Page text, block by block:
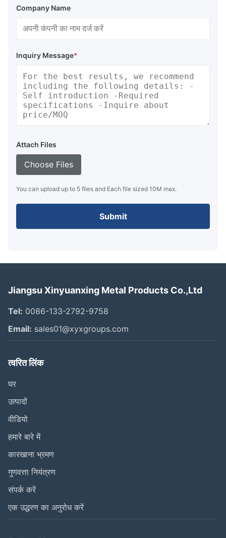
Company Name
Inquiry Message*
Attach Files
Choose Files
You can upload up to 5 files and Each file sized 10M max.
Submit
Jiangsu Xinyuanxing Metal Products Co.,Ltd
Tel: 0086-133-2792-9758
Email: sales01@xyxgroups.com
त्वरित लिंक
घर
उत्पादों
वीडियो
हमारे बारे में
कारखाना भ्रमण
गुणवत्ता नियंत्रण
संपर्क करें
एक उद्धरण का अनुरोध करें